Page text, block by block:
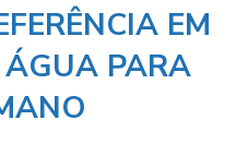
EM
PARA